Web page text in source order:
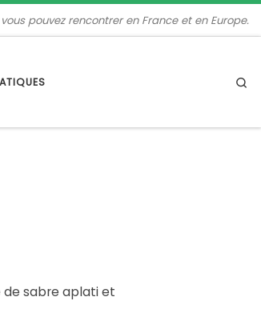
pouvez rencontrer en France et en Europe.
sabre aplati et